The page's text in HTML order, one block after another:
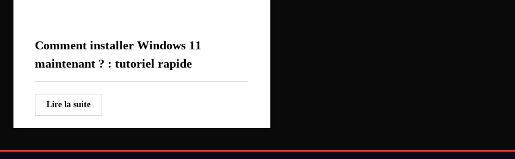
Comment installer Windows 11
maintenant ? : tutoriel rapide
Lire la suite